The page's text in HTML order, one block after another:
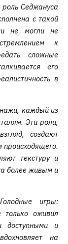
Седжануса
с такой
не могли не
к
сложные
его
в
каждый из
Эти роли,
создают
происходящего.
текстуру и
более живым и
игры:
оживил
доступными и
на